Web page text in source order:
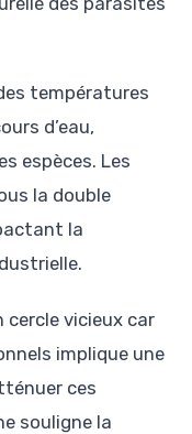
températures
d’eau,
espèces. Les
la double
la
vicieux car
implique une
ces
souligne la